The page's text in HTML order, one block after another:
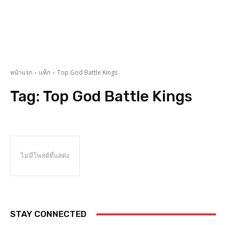
หน้าแรก แท็ก Top God Battle Kings
Tag: Top God Battle Kings
ไม่มีโพสต์ที่แสดง
STAY CONNECTED